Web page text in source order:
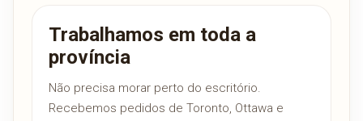
Trabalhamos em toda a
província
Não precisa morar perto do escritório.
Recebemos pedidos de Toronto, Ottawa e